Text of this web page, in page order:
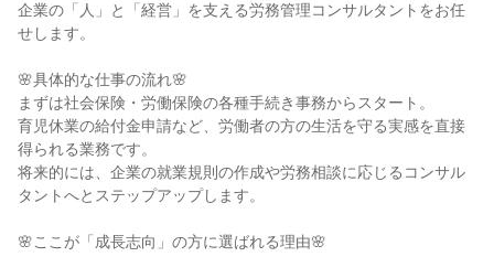
企業の「人」と「経営」を支える労務管理コンサルタントをお任
せします。
🌸具体的な仕事の流れ🌸
まずは社会保険・労働保険の各種手続き事務からスタート。
育児休業の給付金申請など、労働者の方の生活を守る実感を直接
得られる業務です。
将来的には、企業の就業規則の作成や労務相談に応じるコンサル
タントへとステップアップします。
🌸ここが「成長志向」の方に選ばれる理由🌸